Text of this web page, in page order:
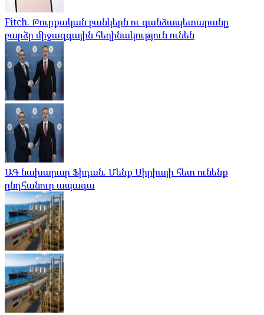
Fitch. Թուրքական բանկերն ու գանձապետարանը
բարձր միջազգային հեղինակություն ունեն
ԱԳ նախարար Ֆիդան. Մենք Սիրիայի հետ ունենք
ընդհանուր ապագա